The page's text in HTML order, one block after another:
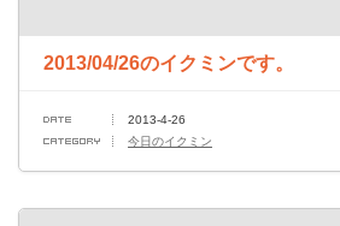
2013/04/26のイクミンです。
2013-4-26
今日のイクミン